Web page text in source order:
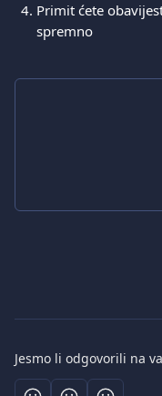
Primit ćete
spremno
Jesmo li odgovorili na